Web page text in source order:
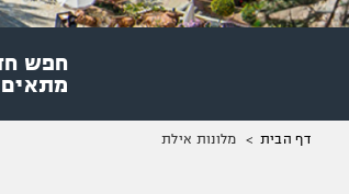
חפש
מתאים
מיקומך
דף הבית מלונות אילת